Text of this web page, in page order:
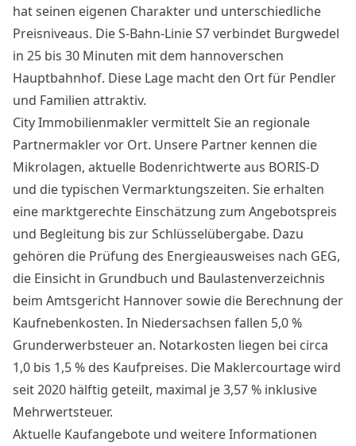
hat seinen eigenen Charakter und unterschiedliche
Preisniveaus. Die S-Bahn-Linie S7 verbindet Burgwedel
in 25 bis 30 Minuten mit dem hannoverschen
Hauptbahnhof. Diese Lage macht den Ort für Pendler
und Familien attraktiv.
City Immobilienmakler vermittelt Sie an regionale
Partnermakler vor Ort. Unsere Partner kennen die
Mikrolagen, aktuelle Bodenrichtwerte aus BORIS-D
und die typischen Vermarktungszeiten. Sie erhalten
eine marktgerechte Einschätzung zum Angebotspreis
und Begleitung bis zur Schlüsselübergabe. Dazu
gehören die Prüfung des Energieausweises nach GEG,
die Einsicht in Grundbuch und Baulastenverzeichnis
beim Amtsgericht Hannover sowie die Berechnung der
Kaufnebenkosten. In Niedersachsen fallen 5,0 %
Grunderwerbsteuer an. Notarkosten liegen bei circa
1,0 bis 1,5 % des Kaufpreises. Die Maklercourtage wird
seit 2020 hälftig geteilt, maximal je 3,57 % inklusive
Mehrwertsteuer.
Aktuelle Kaufangebote und weitere Informationen